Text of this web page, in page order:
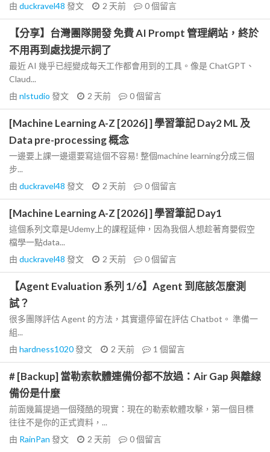
由 duckravel48 發文 2 天前 0個留言
【分享】台灣團隊開發 免費 AI Prompt 管理網站，終於
不用再到處找提示詞了
最近 AI 幾乎已經變成每天工作都會用到的工具。像是 ChatGPT、
Claud...
由 nlstudio 發文 2 天前 0個留言
[Machine Learning A-Z [2026] ] 學習筆記 Day2 ML 及
Data pre-processing 概念
一邊要上課一邊還要寫這個不容易! 整個machine learning分成三個
步...
由 duckravel48 發文 2 天前 0個留言
[Machine Learning A-Z [2026] ] 學習筆記 Day1
這個系列文章是Udemy上的課程延伸，因為我個人想趁著育嬰假空
檔學一點data...
由 duckravel48 發文 2 天前 0個留言
【Agent Evaluation 系列 1/6】Agent 到底該怎麼測
試？
很多團隊評估 Agent 的方法，其實還停留在評估 Chatbot。 準備一
組...
由 hardness1020發文 2 天前 1 個留言
# [Backup] 當勒索軟體連備份都不放過：Air Gap 與離線
備份是什麼
前面幾篇提過一個殘酷的現實：現在的勒索軟體攻擊，第一個目標
往往不是你的正式資料，...
由 RainPan 發文 2 天前 0個留言